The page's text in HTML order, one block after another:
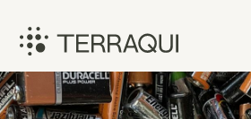
content
Terraqui